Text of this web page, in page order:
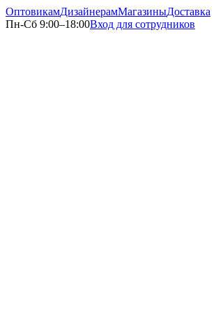
ОптовикамДизайнерамМагазиныДоставка
Пн-Сб 9:00–18:00Вход для сотрудников